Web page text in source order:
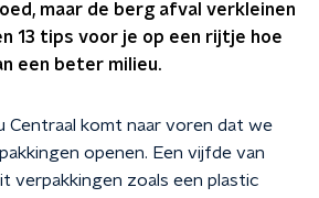
maar de berg afval verkleinen
13 tips voor je op een rijtje hoe
een beter milieu.
Centraal komt naar voren dat we
openen. Een vijfde van
verpakkingen zoals een plastic